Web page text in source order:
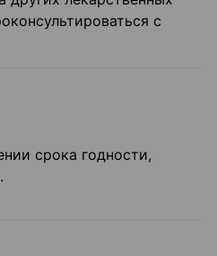
с
срока годности,